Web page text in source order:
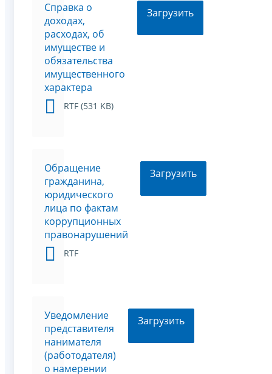
Справка о
доходах,
расходах, об
имуществе и
обязательства
имущественного
характера
RTF (531 KB)
Загрузить
Обращение
гражданина,
юридического
лица по фактам
коррупционных
правонарушений
RTF
Загрузить
Уведомление
представителя
нанимателя
(работодателя)
о намерении
Загрузить